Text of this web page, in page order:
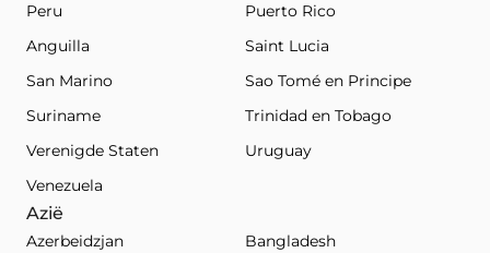
Peru
Puerto Rico
Anguilla
Saint Lucia
San Marino
Sao Tomé en Principe
Suriname
Trinidad en Tobago
Verenigde Staten
Uruguay
Venezuela
Azië
Azerbeidzjan
Bangladesh